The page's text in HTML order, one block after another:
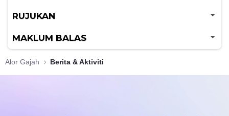
RUJUKAN
MAKLUM BALAS
Alor Gajah Berita & Aktiviti